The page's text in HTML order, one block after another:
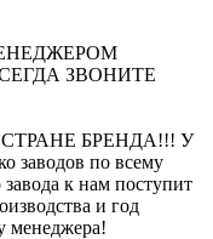
ЗВОНИТЕ
БРЕНДА!!! У
заводов по всему
к нам поступит
и год
менеджера!